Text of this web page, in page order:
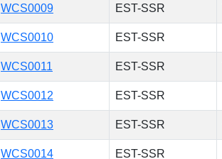
WCS0009 EST-SSR
WCS0010 EST-SSR
WCS0011 EST-SSR
WCS0012 EST-SSR
WCS0013 EST-SSR
WCS0014 EST-SSR